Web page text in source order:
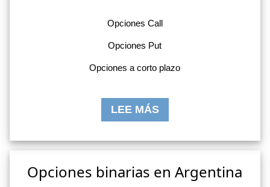
Opciones Call
Opciones Put
Opciones a corto plazo
LEE MÁS
Opciones binarias en Argentina